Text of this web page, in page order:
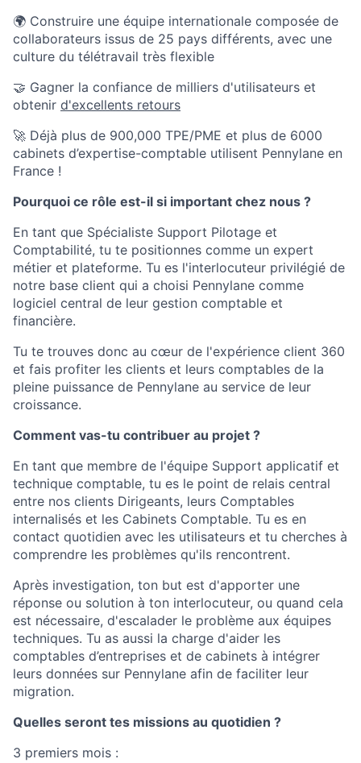
🌍 Construire une équipe internationale composée de
collaborateurs issus de 25 pays différents, avec une
culture du télétravail très flexible
🤝 Gagner la confiance de milliers d'utilisateurs et
obtenir d'excellents retours
🚀 Déjà plus de 900,000 TPE/PME et plus de 6000
cabinets d’expertise-comptable utilisent Pennylane en
France !
Pourquoi ce rôle est-il si important chez nous ?
En tant que Spécialiste Support Pilotage et
Comptabilité, tu te positionnes comme un expert
métier et plateforme. Tu es l'interlocuteur privilégié de
notre base client qui a choisi Pennylane comme
logiciel central de leur gestion comptable et
financière.
Tu te trouves donc au cœur de l'expérience client 360
et fais profiter les clients et leurs comptables de la
pleine puissance de Pennylane au service de leur
croissance.
Comment vas-tu contribuer au projet ?
En tant que membre de l'équipe Support applicatif et
technique comptable, tu es le point de relais central
entre nos clients Dirigeants, leurs Comptables
internalisés et les Cabinets Comptable. Tu es en
contact quotidien avec les utilisateurs et tu cherches à
comprendre les problèmes qu'ils rencontrent.
Après investigation, ton but est d'apporter une
réponse ou solution à ton interlocuteur, ou quand cela
est nécessaire, d'escalader le problème aux équipes
techniques. Tu as aussi la charge d'aider les
comptables d’entreprises et de cabinets à intégrer
leurs données sur Pennylane afin de faciliter leur
migration.
Quelles seront tes missions au quotidien ?
3 premiers mois :